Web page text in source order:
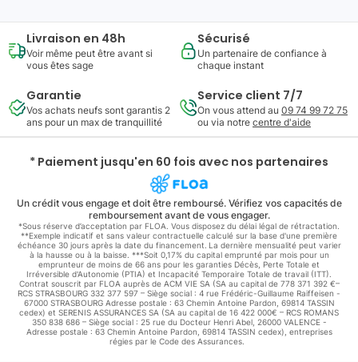
Livraison en 48h
Voir même peut être avant si
vous êtes sage
Sécurisé
Un partenaire de confiance à
chaque instant
Garantie
Vos achats neufs sont garantis 2
ans pour un max de tranquillité
Service client 7/7
On vous attend au 09 74 99 72 75
ou via notre centre d'aide
* Paiement jusqu'en 60 fois avec nos partenaires
Un crédit vous engage et doit être remboursé. Vérifiez vos capacités de
remboursement avant de vous engager.
*Sous réserve d’acceptation par FLOA. Vous disposez du délai légal de rétractation.
**Exemple indicatif et sans valeur contractuelle calculé sur la base d'une première
échéance 30 jours après la date du financement. La dernière mensualité peut varier
à la hausse ou à la baisse. ***Soit 0,17% du capital emprunté par mois pour un
emprunteur de moins de 66 ans pour les garanties Décès, Perte Totale et
Irréversible d'Autonomie (PTIA) et Incapacité Temporaire Totale de travail (ITT).
Contrat souscrit par FLOA auprès de ACM VIE SA (SA au capital de 778 371 392 €–
RCS STRASBOURG 332 377 597 – Siège social : 4 rue Frédéric-Guillaume Raiffeisen -
67000 STRASBOURG Adresse postale : 63 Chemin Antoine Pardon, 69814 TASSIN
cedex) et SERENIS ASSURANCES SA (SA au capital de 16 422 000€ – RCS ROMANS
350 838 686 – Siège social : 25 rue du Docteur Henri Abel, 26000 VALENCE -
Adresse postale : 63 Chemin Antoine Pardon, 69814 TASSIN cedex), entreprises
régies par le Code des Assurances.